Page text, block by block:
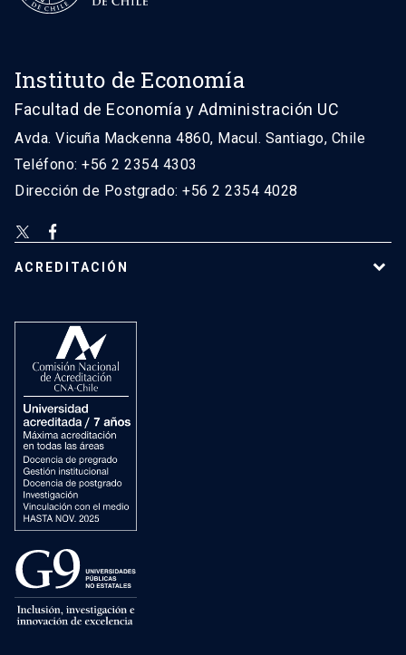
Instituto de Economía
Facultad de Economía y Administración UC
Avda. Vicuña Mackenna 4860, Macul. Santiago, Chile
Teléfono: +56 2 2354 4303
Dirección de Postgrado: +56 2 2354 4028
ACREDITACIÓN